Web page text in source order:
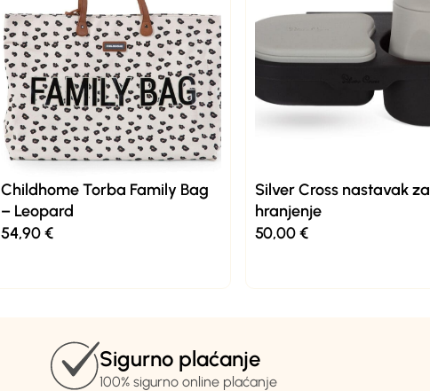
Childhome Torba Family Bag
– Leopard
54,90€
Silver Cross nastavak za
hranjenje
50,00€
Sigurno plaćanje
100% sigurno online plaćanje